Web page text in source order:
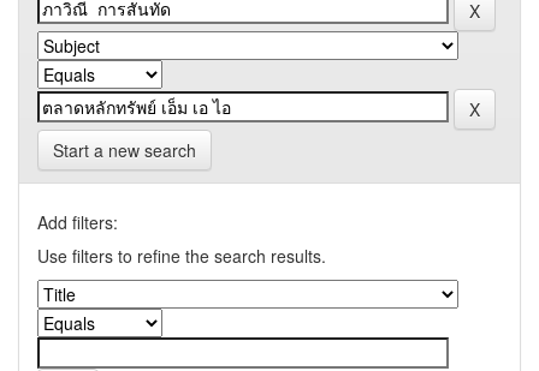
Start a new search
Add filters:
Use filters to refine the search results.